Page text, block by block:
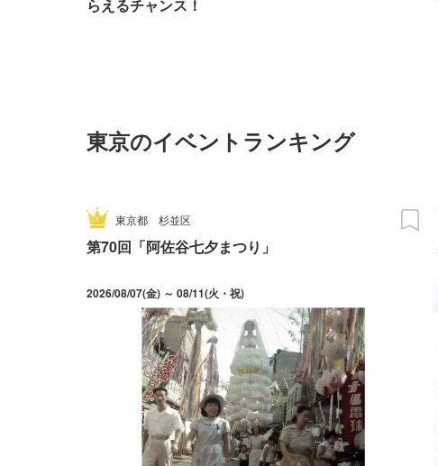
らえるチャンス！
東京のイベントランキング
東京都 杉並区
第70回「阿佐谷七夕まつり」
2026/08/07(金) ～ 08/11(火・祝)